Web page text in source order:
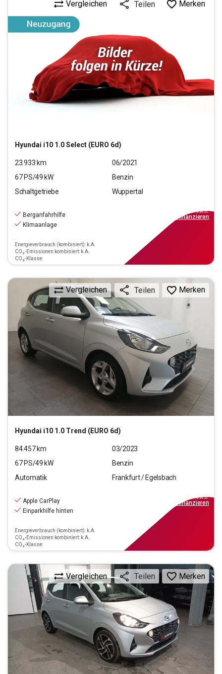
Hyundai i10 1.0 Select (EURO 6d)
Vergleichen Teilen Merken
23.933 km
06/2021
67PS/49 kW
Benzin
Schaltgetriebe
Wuppertal
Berganfahrhilfe
Klimaanlage
Energieverbrauch (kombiniert): k.A.
CO₂-Emissionen kombiniert: k.A.
CO₂-Klasse:
inkl.MwSt.
finanzieren
Hyundai i10 1.0 Trend (EURO 6d)
Vergleichen Teilen Merken
84.457km
03/2023
67PS/49 kW
Benzin
Automatik
Frankfurt / Egelsbach
Apple CarPlay
Einparkhilfe hinten
Energieverbrauch (kombiniert): k.A.
CO₂-Emissionen kombiniert: k.A.
CO₂-Klasse:
inkl.MwSt.
finanzieren
Vergleichen Teilen Merken